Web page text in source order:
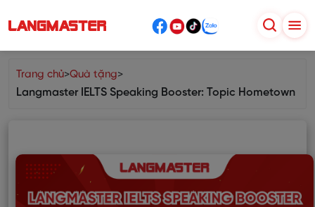
Trang chủ>Quà tặng>
Langmaster IELTS Speaking Booster: Topic Hometown